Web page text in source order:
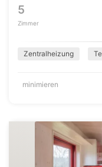
5
Zimmer
Zentralheizung
minimieren